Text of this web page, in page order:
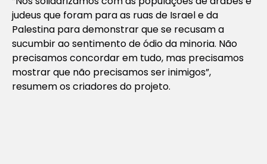
judeus que foram para as ruas de Israel e da
Palestina para demonstrar que se recusam a
sucumbir ao sentimento de ódio da minoria. Não
precisamos concordar em tudo, mas precisamos
mostrar que não precisamos ser inimigos”,
resumem os criadores do projeto.